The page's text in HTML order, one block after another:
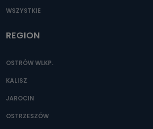
WSZYSTKIE
REGION
OSTRÓW WLKP.
KALISZ
JAROCIN
OSTRZESZÓW